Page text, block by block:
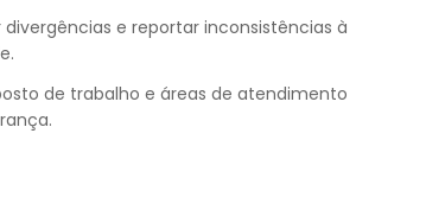
e reportar inconsistências à
de trabalho e áreas de atendimento